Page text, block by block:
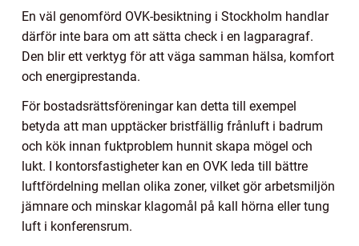
En väl genomförd OVK-besiktning i Stockholm handlar
därför inte bara om att sätta check i en lagparagraf.
Den blir ett verktyg för att väga samman hälsa, komfort
och energiprestanda.
För bostadsrättsföreningar kan detta till exempel
betyda att man upptäcker bristfällig frånluft i badrum
och kök innan fuktproblem hunnit skapa mögel och
lukt. I kontorsfastigheter kan en OVK leda till bättre
luftfördelning mellan olika zoner, vilket gör arbetsmiljön
jämnare och minskar klagomål på kall hörna eller tung
luft i konferensrum.